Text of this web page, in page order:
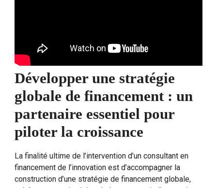
Développer une stratégie
globale de financement : un
partenaire essentiel pour
piloter la croissance
La finalité ultime de l’intervention d’un consultant en
financement de l’innovation est d’accompagner la
construction d’une stratégie de financement globale,